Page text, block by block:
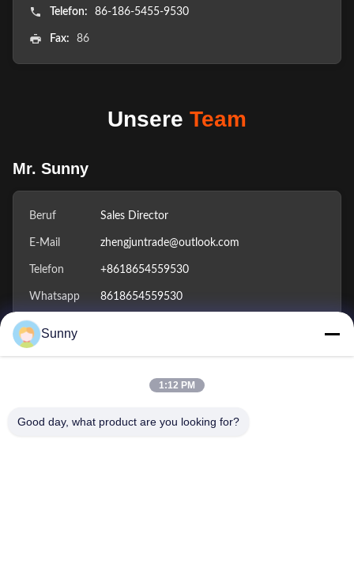
Telefon: 86-186-5455-9530
Fax: 86
Unsere Team
Mr. Sunny
Beruf Sales Director
E-Mail zhengjuntrade@outlook.com
Telefon +8618654559530
Whatsapp 8618654559530
wechat
Mr. Anthony
Sunny
1:12 PM
Good day, what product are you looking for?